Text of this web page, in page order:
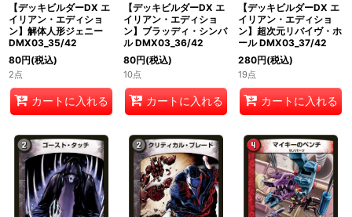
【デッキビルダーDX エ
イリアン・エディショ
ン】解体人形ジェニー
DMX03_35/42
80円(税込)
2点
カートに入れる
【デッキビルダーDX エ
イリアン・エディショ
ン】ブラッディ・シンバ
ル DMX03_36/42
80円(税込)
10点
カートに入れる
【デッキビルダーDX エ
イリアン・エディショ
ン】超次元リバイヴ・ホ
ール DMX03_37/42
280円(税込)
19点
カートに入れる